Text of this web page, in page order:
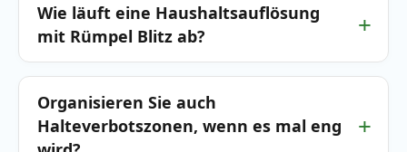
Wie läuft eine Haushaltsauflösung
mit Rümpel Blitz ab?
Organisieren Sie auch
Halteverbotszonen, wenn es mal eng